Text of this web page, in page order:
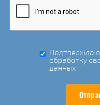
Подтверждаю
обработку
данных